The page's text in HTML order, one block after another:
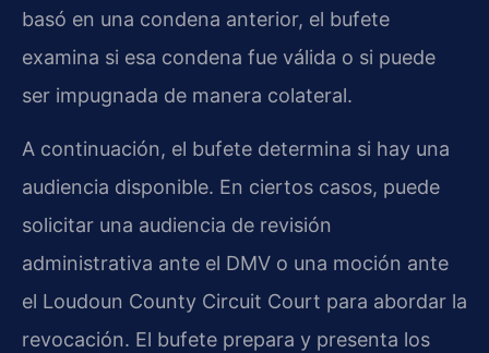
basó en una condena anterior, el bufete
examina si esa condena fue válida o si puede
ser impugnada de manera colateral.
A continuación, el bufete determina si hay una
audiencia disponible. En ciertos casos, puede
solicitar una audiencia de revisión
administrativa ante el DMV o una moción ante
el Loudoun County Circuit Court para abordar la
revocación. El bufete prepara y presenta los